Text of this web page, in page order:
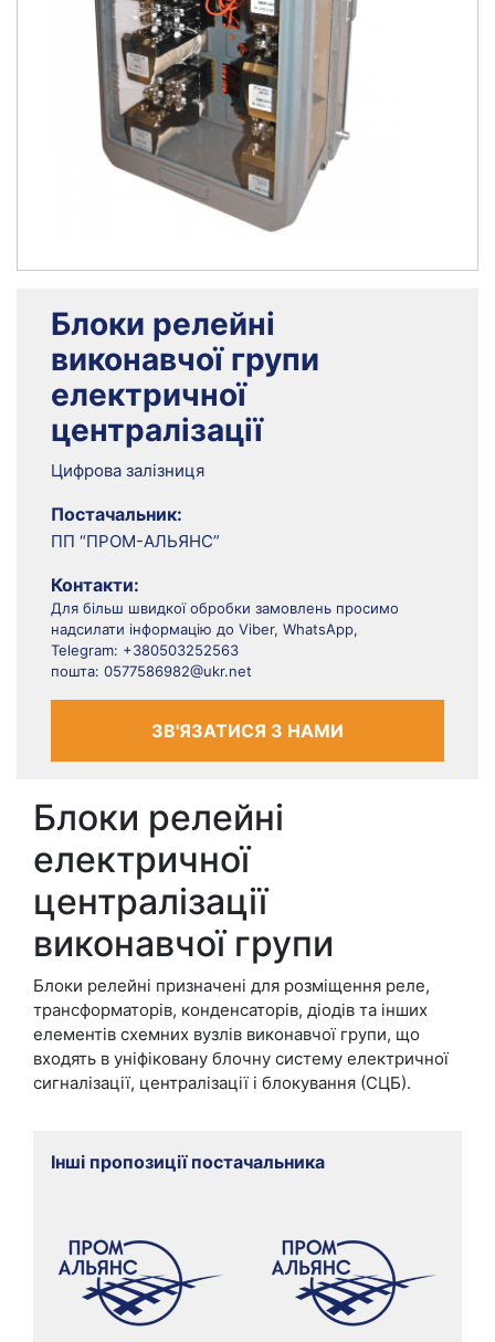
Блоки релейні
виконавчої групи
електричної
централізації
Цифрова залізниця
Постачальник:
ПП “ПРОМ-АЛЬЯНС”
Контакти:
Для більш швидкої обробки замовлень просимо
надсилати інформацію до Viber, WhatsApp,
Telegram: +380503252563
пошта: 0577586982@ukr.net
ЗВ'ЯЗАТИСЯ З НАМИ
Блоки релейні
електричної
централізації
виконавчої групи
Блоки релейні призначені для розміщення реле,
трансформаторів, конденсаторів, діодів та інших
елементів схемних вузлів виконавчої групи, що
входять в уніфіковану блочну систему електричної
сигналізації, централізації і блокування (СЦБ).
Інші пропозиції постачальника